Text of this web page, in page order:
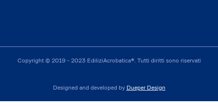
Copyright © 2019 - 2023 EdiliziAcrobatica®. Tutti diritti sono riservati
Designed and developed by Dueper Design